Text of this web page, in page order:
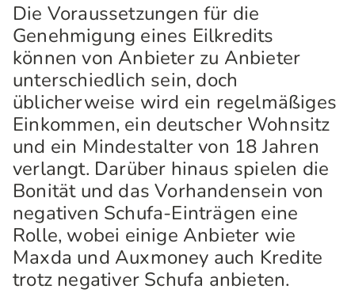
Die Voraussetzungen für die
Genehmigung eines Eilkredits
können von Anbieter zu Anbieter
unterschiedlich sein, doch
üblicherweise wird ein regelmäßiges
Einkommen, ein deutscher Wohnsitz
und ein Mindestalter von 18 Jahren
verlangt. Darüber hinaus spielen die
Bonität und das Vorhandensein von
negativen Schufa-Einträgen eine
Rolle, wobei einige Anbieter wie
Maxda und Auxmoney auch Kredite
trotz negativer Schufa anbieten.